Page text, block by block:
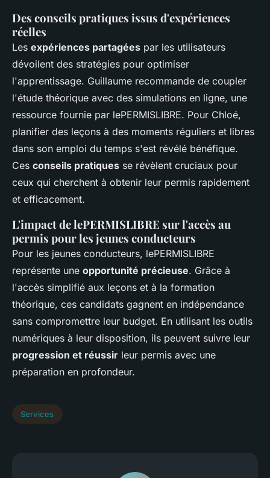
Des conseils pratiques issus d'expériences
réelles
Les expériences partagées par les utilisateurs
dévoilent des stratégies pour optimiser
l'apprentissage. Guillaume recommande de coupler
l'étude théorique avec des simulations en ligne, une
ressource fournie par lePERMISLIBRE. Pour Chloé,
planifier des leçons à des moments réguliers et libres
dans son emploi du temps s'est révélé bénéfique.
Ces conseils pratiques se révèlent cruciaux pour
ceux qui cherchent à obtenir leur permis rapidement
et efficacement.
L'impact de lePERMISLIBRE sur l'accès au
permis pour les jeunes conducteurs
Pour les jeunes conducteurs, lePERMISLIBRE
représente une opportunité précieuse. Grâce à
l'accès simplifié aux leçons et à la formation
théorique, ces candidats gagnent en indépendance
sans compromettre leur budget. En utilisant les outils
numériques à leur disposition, ils peuvent suivre leur
progression et réussir leur permis avec une
préparation en profondeur.
Services